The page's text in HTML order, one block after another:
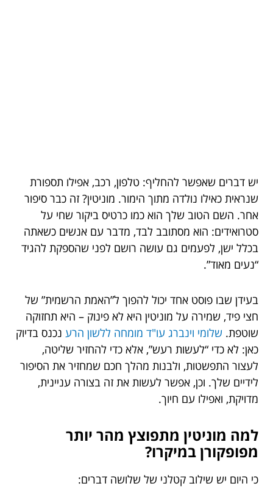
יש דברים שאפשר להחליף: טלפון, רכב, אפילו תספורת
שנראית כאילו נולדה מתוך הימור. מוניטין? זה כבר סיפור
אחר. השם הטוב שלך הוא כמו כרטיס ביקור שחי על
סטרואידים: הוא מסתובב לבד, מדבר עם אנשים כשאתה
בכלל ישן, לפעמים גם עושה רושם לפני שהספקת להגיד
“נעים מאוד”.
בעידן שבו פוסט אחד יכול להפוך ל”האמת הרשמית” של
חצי פיד, שמירה על מוניטין היא לא פינוק – היא תחזוקה
שוטפת. שלומי וינברג עו"ד מומחה ללשון הרע נכנס בדיוק
כאן: לא כדי “לעשות רעש”, אלא כדי להחזיר שליטה,
לעצור התפשטות, ולבנות מהלך חכם שמחזיר את הסיפור
לידיים שלך. וכן, אפשר לעשות את זה בצורה עניינית,
מדויקת, ואפילו עם חיוך.
למה מוניטין מתפוצץ מהר יותר
מפופקורן במיקרו?
כי היום יש שילוב קטלני של שלושה דברים: